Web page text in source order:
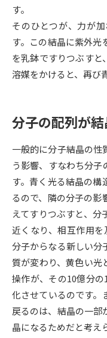
大学で学べる内容や
新増設大学・学部・学科特集
デジタルパンフレット
新学年スタート号特集ペー
（高3生用）
SELFBRAND特集ページ
オープンキャンパス
オープンキャンパス検索
来場型・Web型イベント特
す。
そのひとつが、力が
す。この結晶に紫外光
を乳鉢ですりつぶすと
溶媒をかけると、再び
分子の配列が
一般的に分子結晶の性
う影響、すなわち分子
す。青く光る結晶の構
るので、隣の分子の影
えてすりつぶすと、
近くなり、相互作用
分子からなる新しい分
質が変わり、黄色い光
操作が、その10億分
化させているのです。
戻るのは、結晶の一部
晶になるためだと考え